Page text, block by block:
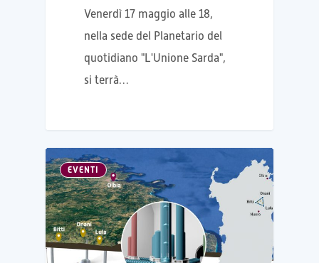
Venerdì 17 maggio alle 18,
nella sede del Planetario del
quotidiano "L'Unione Sarda",
si terrà…
EVENTI